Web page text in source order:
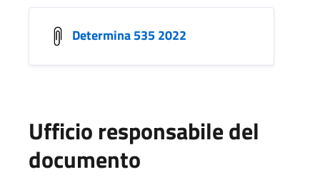
Determina 535 2022
Ufficio responsabile del
documento